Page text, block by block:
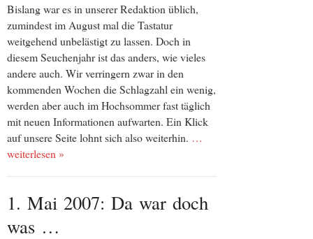
Bislang war es in unserer Redaktion üblich,
zumindest im August mal die Tastatur
weitgehend unbelästigt zu lassen. Doch in
diesem Seuchenjahr ist das anders, wie vieles
andere auch. Wir verringern zwar in den
kommenden Wochen die Schlagzahl ein wenig,
werden aber auch im Hochsommer fast täglich
mit neuen Informationen aufwarten. Ein Klick
auf unsere Seite lohnt sich also weiterhin. …
weiterlesen »
1. Mai 2007: Da war doch
was …